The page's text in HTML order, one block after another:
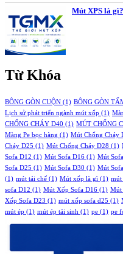
Mút XPS là gì?
Từ Khóa
BÔNG GÒN CUỘN (1) BÔNG GÒN
Lịch sử phát triển ngành mút xốp (1)
CHỐNG CHÁY D40 (1) MÚT CHỐNG
Màng Pe bọc hàng (1) Mút Chống Cháy
Cháy D25 (1) Mút Chống Cháy D28 (1)
Sofa D12 (1) Mút Sofa D16 (1) Mút
Sofa D25 (1) Mút Sofa D30 (1) Mút
(1) mút tái chế (1) Mút xốp là gì (1) mút
sofa D12 (1) Mút Xốp Sofa D16 (1) Mút
Xốp Sofa D23 (1) mút xốp sofa d25 (1)
mút ép (1) mút ép tái sinh (1) pe (1) pe